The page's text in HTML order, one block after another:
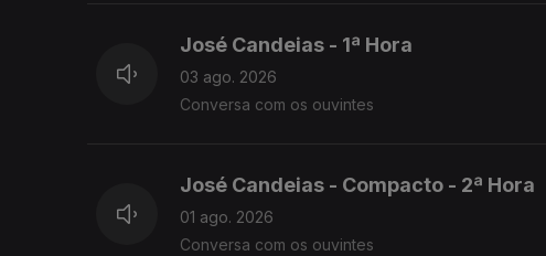
José Candeias - 1ª Hora
03 ago. 2026
Conversa com os ouvintes
José Candeias - Compacto - 2ª Hora
01 ago. 2026
Conversa com os ouvintes